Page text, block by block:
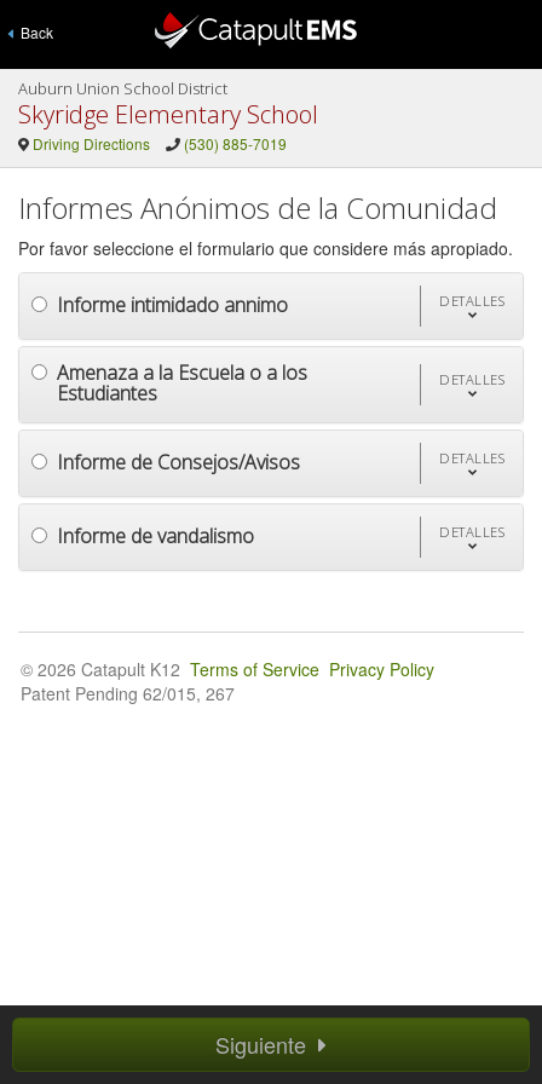
Back
Auburn Union School District
Skyridge Elementary School
Driving Directions (530) 885-7019
Informes Anónimos de la Comunidad
Por favor seleccione el formulario que considere más apropiado.
Informe intimidado annimo DETALLES
Amenaza a la Escuela o a los
Estudiantes
DETALLES
Informe de Consejos/Avisos DETALLES
Informe de vandalismo DETALLES
Siguiente
© 2026 Catapult K12 Terms of Service Privacy Policy
Patent Pending 62/015, 267